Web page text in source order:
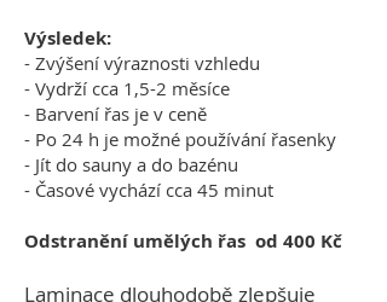
Výsledek:
- Zvýšení výraznosti vzhledu
- Vydrží cca 1,5-2 měsíce
- Barvení řas je v ceně
- Po 24 h je možné používání řasenky
- Jít do sauny a do bazénu
- Časové vychází cca 45 minut
Odstranění umělých řas od 400 Kč
Laminace dlouhodobě zlepšuje